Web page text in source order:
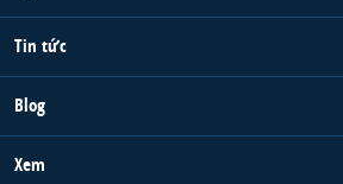
Tin tức
Blog
Xem